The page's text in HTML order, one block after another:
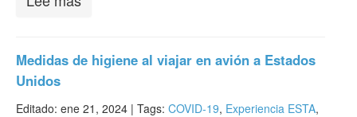
Medidas de higiene al viajar en avión a Estados
Unidos
Editado: ene 21, 2024 | Tags: COVID-19, Experiencia ESTA,